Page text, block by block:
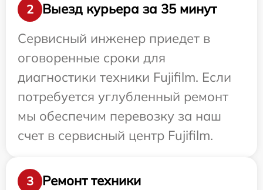
2
Выезд курьера за 35 минут
Сервисный инженер приедет в
оговоренные сроки для
диагностики техники Fujifilm. Если
потребуется углубленный ремонт
мы обеспечим перевозку за наш
счет в сервисный центр Fujifilm.
3
Ремонт техники